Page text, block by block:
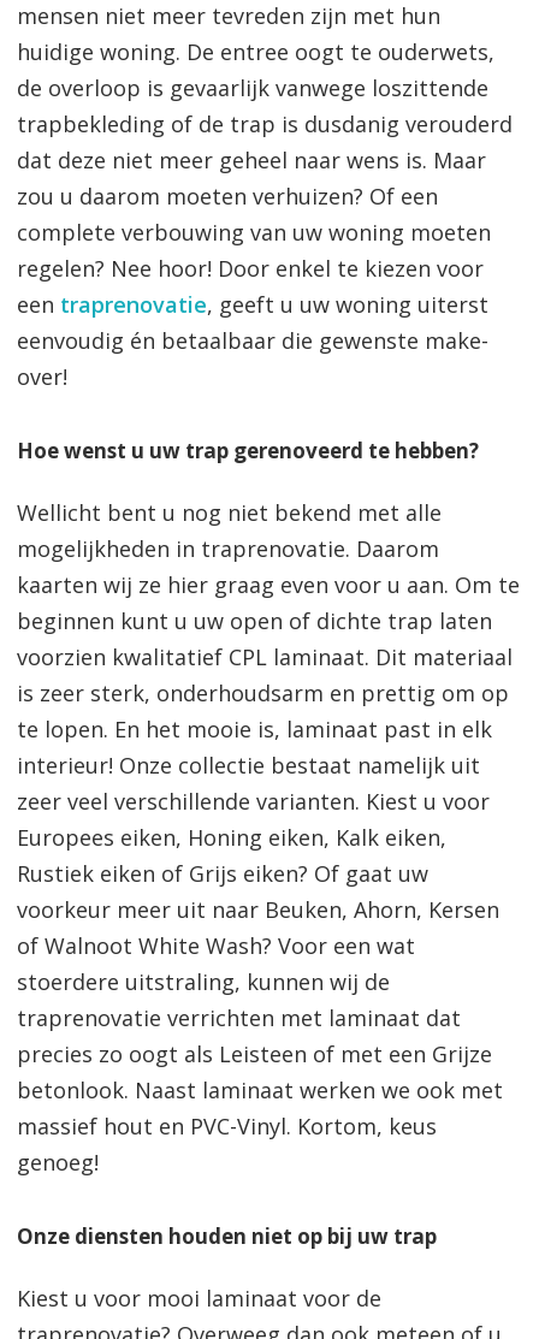
mensen niet meer tevreden zijn met hun
huidige woning. De entree oogt te ouderwets,
de overloop is gevaarlijk vanwege loszittende
trapbekleding of de trap is dusdanig verouderd
dat deze niet meer geheel naar wens is. Maar
zou u daarom moeten verhuizen? Of een
complete verbouwing van uw woning moeten
regelen? Nee hoor! Door enkel te kiezen voor
een traprenovatie, geeft u uw woning uiterst
eenvoudig én betaalbaar die gewenste make-
over!
Hoe wenst u uw trap gerenoveerd te hebben?
Wellicht bent u nog niet bekend met alle
mogelijkheden in traprenovatie. Daarom
kaarten wij ze hier graag even voor u aan. Om te
beginnen kunt u uw open of dichte trap laten
voorzien kwalitatief CPL laminaat. Dit materiaal
is zeer sterk, onderhoudsarm en prettig om op
te lopen. En het mooie is, laminaat past in elk
interieur! Onze collectie bestaat namelijk uit
zeer veel verschillende varianten. Kiest u voor
Europees eiken, Honing eiken, Kalk eiken,
Rustiek eiken of Grijs eiken? Of gaat uw
voorkeur meer uit naar Beuken, Ahorn, Kersen
of Walnoot White Wash? Voor een wat
stoerdere uitstraling, kunnen wij de
traprenovatie verrichten met laminaat dat
precies zo oogt als Leisteen of met een Grijze
betonlook. Naast laminaat werken we ook met
massief hout en PVC-Vinyl. Kortom, keus
genoeg!
Onze diensten houden niet op bij uw trap
Kiest u voor mooi laminaat voor de